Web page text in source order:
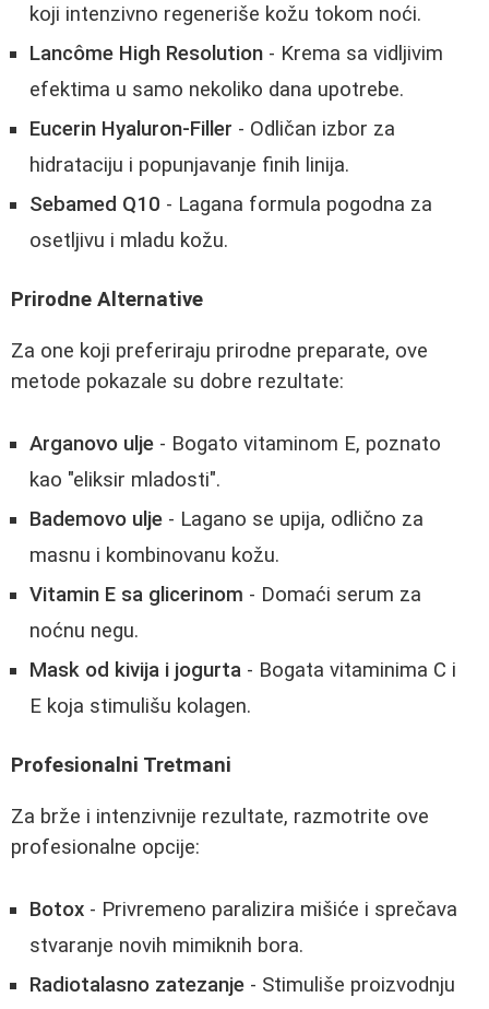
koji intenzivno regeneriše kožu tokom noći.
Lancôme High Resolution - Krema sa vidljivim
efektima u samo nekoliko dana upotrebe.
Eucerin Hyaluron-Filler - Odličan izbor za
hidrataciju i popunjavanje finih linija.
Sebamed Q10 - Lagana formula pogodna za
osetljivu i mladu kožu.
Prirodne Alternative
Za one koji preferiraju prirodne preparate, ove
metode pokazale su dobre rezultate:
Arganovo ulje - Bogato vitaminom E, poznato
kao "eliksir mladosti".
Bademovo ulje - Lagano se upija, odlično za
masnu i kombinovanu kožu.
Vitamin E sa glicerinom - Domaći serum za
noćnu negu.
Mask od kivija i jogurta - Bogata vitaminima C i
E koja stimulišu kolagen.
Profesionalni Tretmani
Za brže i intenzivnije rezultate, razmotrite ove
profesionalne opcije:
Botox - Privremeno paralizira mišiće i sprečava
stvaranje novih mimiknih bora.
Radiotalasno zatezanje - Stimuliše proizvodnju